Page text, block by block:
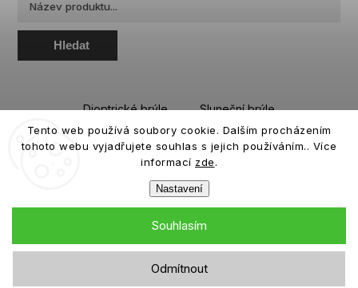
Tento web používá soubory cookie. Dalším procházením
tohoto webu vyjadřujete souhlas s jejich používáním.. Více
informací zde.
Nastavení
Odmítnout
Souhlasím
Hledat
Dioptrické brýle
Sluneční brýle
Sportovní brýle
Kontaktní čočky
Roztoky a oční kapky
Copyright 2026eiffeloptic.cz. Všechna práva vyhrazena.